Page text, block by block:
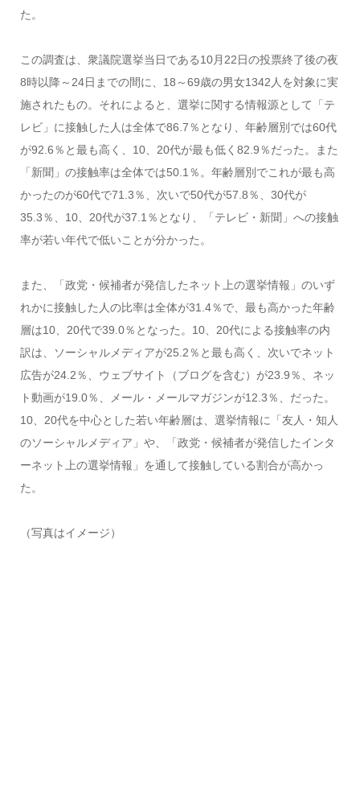
た。
この調査は、衆議院選挙当日である10月22日の投票終了後の夜
8時以降～24日までの間に、18～69歳の男女1342人を対象に実
施されたもの。それによると、選挙に関する情報源として「テ
レビ」に接触した人は全体で86.7％となり、年齢層別では60代
が92.6％と最も高く、10、20代が最も低く82.9％だった。また
「新聞」の接触率は全体では50.1％。年齢層別でこれが最も高
かったのが60代で71.3％、次いで50代が57.8％、30代が
35.3％、10、20代が37.1％となり、「テレビ・新聞」への接触
率が若い年代で低いことが分かった。
また、「政党・候補者が発信したネット上の選挙情報」のいず
れかに接触した人の比率は全体が31.4％で、最も高かった年齢
層は10、20代で39.0％となった。10、20代による接触率の内
訳は、ソーシャルメディアが25.2％と最も高く、次いでネット
広告が24.2％、ウェブサイト（ブログを含む）が23.9％、ネッ
ト動画が19.0％、メール・メールマガジンが12.3％、だった。
10、20代を中心とした若い年齢層は、選挙情報に「友人・知人
のソーシャルメディア」や、「政党・候補者が発信したインタ
ーネット上の選挙情報」を通して接触している割合が高かっ
た。
（写真はイメージ）